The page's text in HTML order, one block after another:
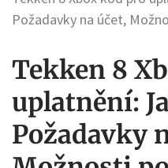
Požadavky na účet,
Tekken 8
uplatnění:
Požadavky